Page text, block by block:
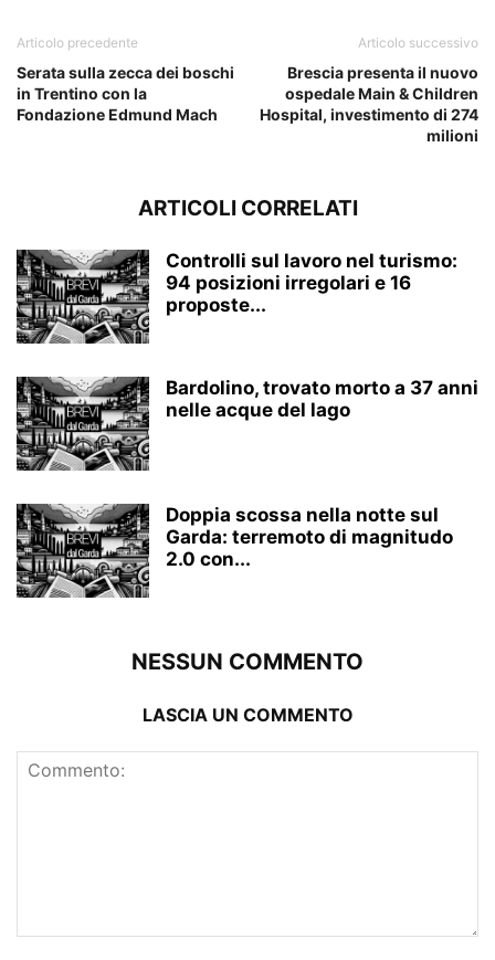
Articolo precedente
Serata sulla zecca dei boschi
in Trentino con la
Fondazione Edmund Mach
Articolo successivo
Brescia presenta il nuovo
ospedale Main & Children
Hospital, investimento di 274
milioni
ARTICOLI CORRELATI
Controlli sul lavoro nel turismo:
94 posizioni irregolari e 16
proposte...
Bardolino, trovato morto a 37 anni
nelle acque del lago
Doppia scossa nella notte sul
Garda: terremoto di magnitudo
2.0 con...
NESSUN COMMENTO
LASCIA UN COMMENTO